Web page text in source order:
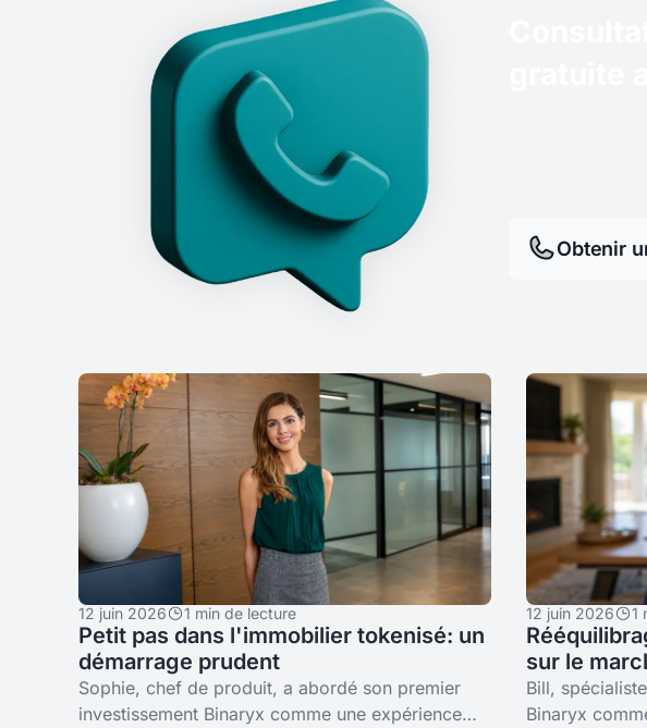
Obtenir
12 juin 2026 1 min de lecture
Petit pas dans l'immobilier tokenisé: un
démarrage prudent
Sophie, chef de produit, a abordé son premier
investissement Binaryx comme une expérience
12 juin 2026 1
sur le
Bill,
Binaryx